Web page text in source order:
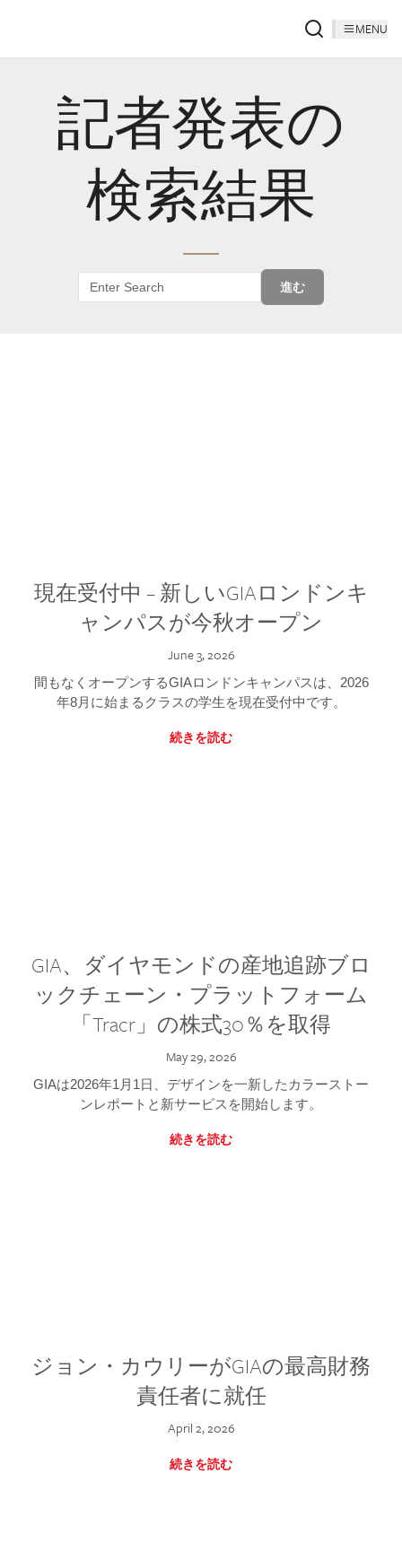
MENU
記者発表の
検索結果
進む
現在受付中 – 新しいGIAロンドンキ
ャンパスが今秋オープン
June 3, 2026
間もなくオープンするGIAロンドンキャンパスは、2026
年8月に始まるクラスの学生を現在受付中です。
続きを読む
GIA、ダイヤモンドの産地追跡ブロ
ックチェーン・プラットフォーム
「Tracr」の株式30％を取得
May 29, 2026
GIAは2026年1月1日、デザインを一新したカラーストー
ンレポートと新サービスを開始します。
続きを読む
ジョン・カウリーがGIAの最高財務
責任者に就任
April 2, 2026
続きを読む